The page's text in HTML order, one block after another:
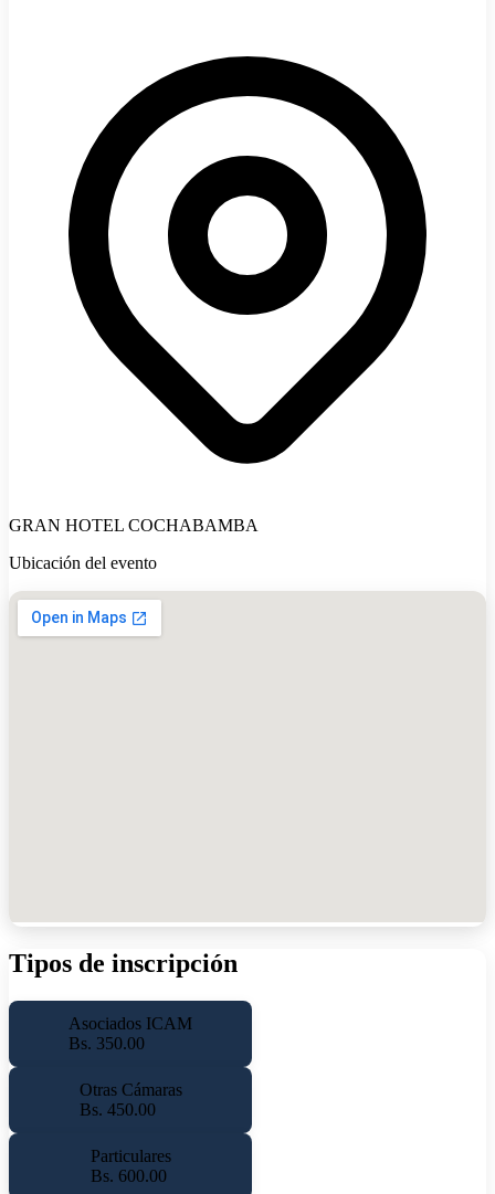
GRAN HOTEL COCHABAMBA
Ubicación del evento
Tipos de inscripción
Asociados ICAM
Bs. 350.00
Otras Cámaras
Bs. 450.00
Particulares
Bs. 600.00